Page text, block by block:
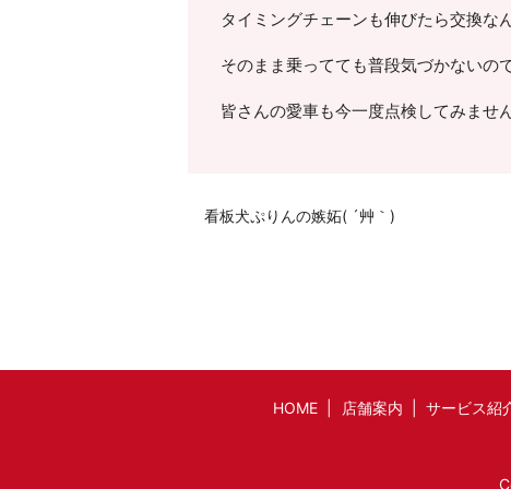
タイミングチェーンも伸びたら交換な
そのまま乗ってても普段気づかないの
皆さんの愛車も今一度点検してみま
看板犬ぷりんの嫉妬( ´艸｀)
HOME 店舗案内 サービス紹